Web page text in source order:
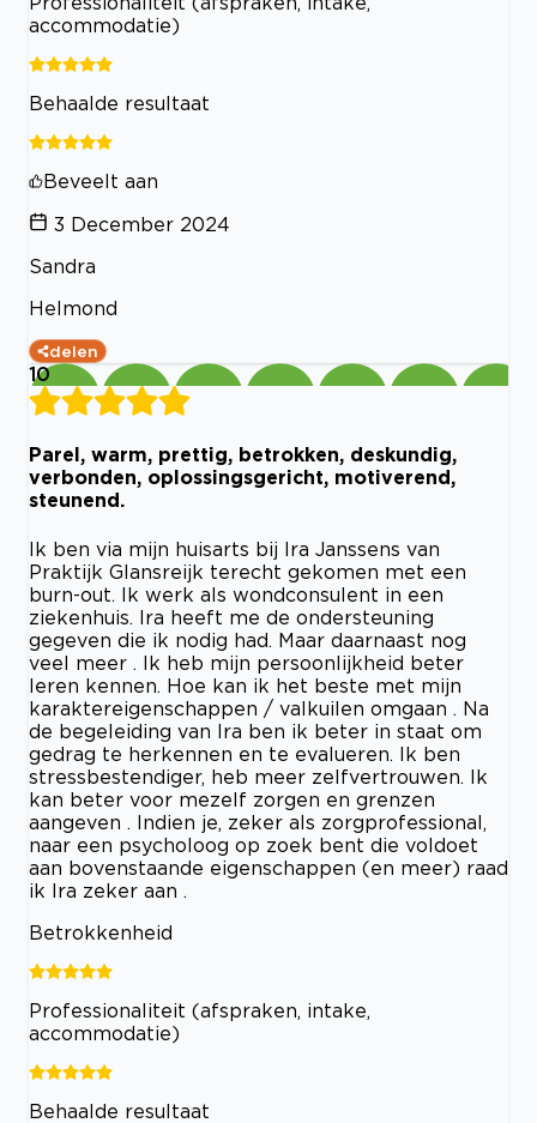
accommodatie)
Behaalde resultaat
Beveelt aan
3 December 2024
Sandra
Helmond
delen
10
Parel, warm, prettig, betrokken, deskundig,
verbonden, oplossingsgericht, motiverend,
steunend.
Ik ben via mijn huisarts bij Ira Janssens van
Praktijk Glansreijk terecht gekomen met een
burn-out. Ik werk als wondconsulent in een
ziekenhuis. Ira heeft me de ondersteuning
gegeven die ik nodig had. Maar daarnaast nog
veel meer . Ik heb mijn persoonlijkheid beter
leren kennen. Hoe kan ik het beste met mijn
karaktereigenschappen / valkuilen omgaan . Na
de begeleiding van Ira ben ik beter in staat om
gedrag te herkennen en te evalueren. Ik ben
stressbestendiger, heb meer zelfvertrouwen. Ik
kan beter voor mezelf zorgen en grenzen
aangeven . Indien je, zeker als zorgprofessional,
naar een psycholoog op zoek bent die voldoet
aan bovenstaande eigenschappen (en meer) raad
ik Ira zeker aan .
Betrokkenheid
Professionaliteit (afspraken, intake,
accommodatie)
Behaalde resultaat